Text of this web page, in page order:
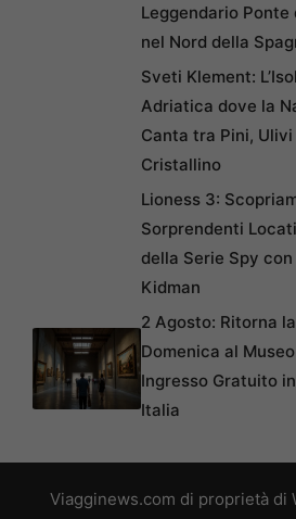
Leggendario Ponte
nel Nord della
Sveti Klement:
Adriatica dove la
Canta tra Pini, Ulivi
Cristallino
Lioness 3:
Sorprendenti
della Serie Spy
Kidman
2 Agosto: Ritorna la
Domenica al
Ingresso Gratuito
Italia
Viagginews.com di proprietà di